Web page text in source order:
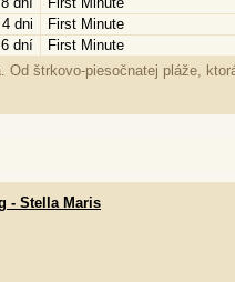
4 dni First Minute
6 dní First Minute
Od štrkovo-piesočnatej pláže,
- Stella Maris